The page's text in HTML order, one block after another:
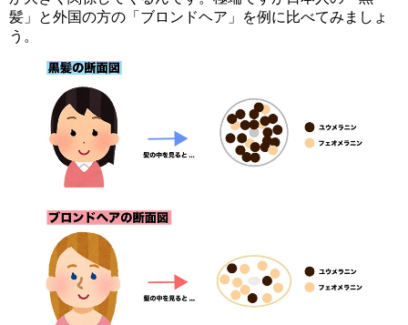
髪」と外国の方の「ブロンドヘア」を例に比べてみましょ
う。